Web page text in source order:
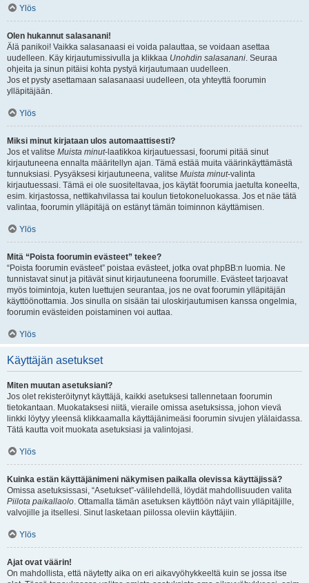
Ylös
Olen hukannut salasanani!
Älä panikoi! Vaikka salasanaasi ei voida palauttaa, se voidaan asettaa
uudelleen. Käy kirjautumissivulla ja klikkaa Unohdin salasanani. Seuraa
ohjeita ja sinun pitäisi kohta pystyä kirjautumaan uudelleen.
Jos et pysty asettamaan salasanaasi uudelleen, ota yhteyttä foorumin
ylläpitäjään.
Ylös
Miksi minut kirjataan ulos automaattisesti?
Jos et valitse Muista minut-laatikkoa kirjautuessasi, foorumi pitää sinut
kirjautuneena ennalta määritellyn ajan. Tämä estää muita väärinkäyttämästä
tunnuksiasi. Pysyäksesi kirjautuneena, valitse Muista minut-valinta
kirjautuessasi. Tämä ei ole suositeltavaa, jos käytät foorumia jaetulta koneelta,
esim. kirjastossa, nettikahvilassa tai koulun tietokoneluokassa. Jos et näe tätä
valintaa, foorumin ylläpitäjä on estänyt tämän toiminnon käyttämisen.
Ylös
Mitä “Poista foorumin evästeet” tekee?
“Poista foorumin evästeet” poistaa evästeet, jotka ovat phpBB:n luomia. Ne
tunnistavat sinut ja pitävät sinut kirjautuneena foorumille. Evästeet tarjoavat
myös toimintoja, kuten luettujen seurantaa, jos ne ovat foorumin ylläpitäjän
käyttöönottamia. Jos sinulla on sisään tai uloskirjautumisen kanssa ongelmia,
foorumin evästeiden poistaminen voi auttaa.
Ylös
Käyttäjän asetukset
Miten muutan asetuksiani?
Jos olet rekisteröitynyt käyttäjä, kaikki asetuksesi tallennetaan foorumin
tietokantaan. Muokataksesi niitä, vieraile omissa asetuksissa, johon vievä
linkki löytyy yleensä klikkaamalla käyttäjänimeäsi foorumin sivujen ylälaidassa.
Tätä kautta voit muokata asetuksiasi ja valintojasi.
Ylös
Kuinka estän käyttäjänimeni näkymisen paikalla olevissa käyttäjissä?
Omissa asetuksissasi, “Asetukset”-välilehdellä, löydät mahdollisuuden valita
Piilota paikallaolo. Ottamalla tämän asetuksen käyttöön näyt vain ylläpitäjille,
valvojille ja itsellesi. Sinut lasketaan piilossa oleviin käyttäjiin.
Ylös
Ajat ovat väärin!
On mahdollista, että näytetty aika on eri aikavyöhykkeeltä kuin se jossa itse